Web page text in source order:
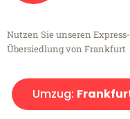
Nutzen Sie unseren
Übersiedlung von
Umzug: